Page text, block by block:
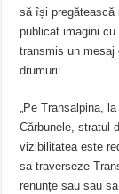
să își pregătească
publicat imagini
transmis un mesaj
drumuri:
„Pe Transalpina,
Cărbunele, stratul
vizibilitatea este
sa traverseze
renunțe sau sau